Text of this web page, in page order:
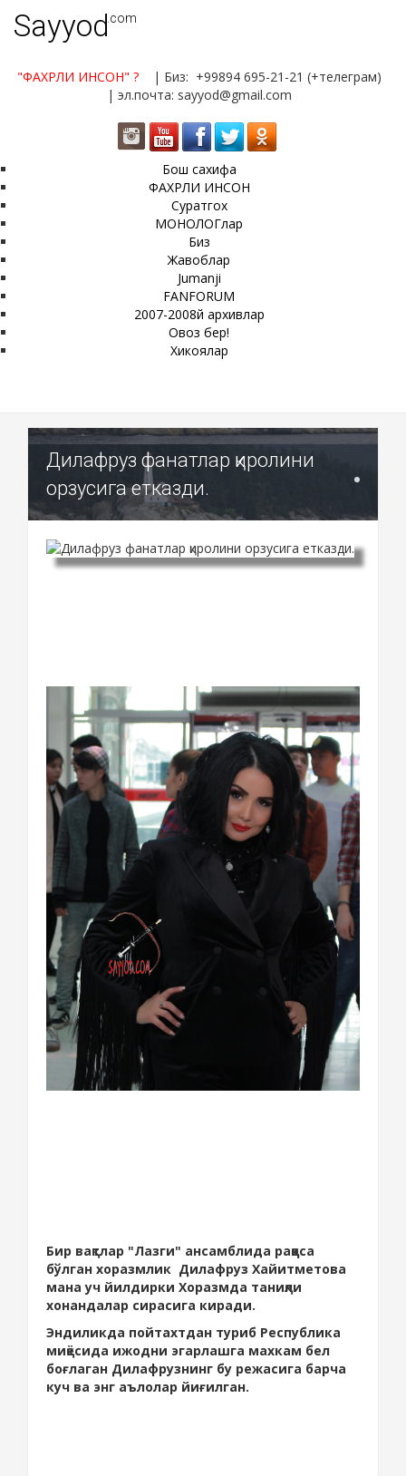
Sayyod.com
"ФАХРЛИ ИНСОН" ?
| Биз: +99894 695-21-21 (+телеграм)
| эл.почта: sayyod@gmail.com
Бош сахифа
ФАХРЛИ ИНСОН
Суратгох
МОНОЛОГлар
Биз
Жавоблар
Jumanji
FANFORUM
2007-2008й архивлар
Овоз бер!
Хикоялар
Дилафруз фанатлар қиролини
орзусига етказди.
Бир вақтлар "Лазги" ансамблида раққоса
бўлган хоразмлик Дилафруз Хайитметова
мана уч йилдирки Хоразмда таниқли
хонандалар сирасига киради.
Эндиликда пойтахтдан туриб Республика
миқёсида ижодни эгарлашга махкам бел
боғлаган Дилафрузнинг бу режасига барча
куч ва энг аълолар йиғилган.